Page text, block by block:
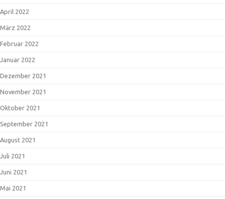
April 2022
März 2022
Februar 2022
Januar 2022
Dezember 2021
November 2021
Oktober 2021
September 2021
August 2021
Juli 2021
Juni 2021
Mai 2021